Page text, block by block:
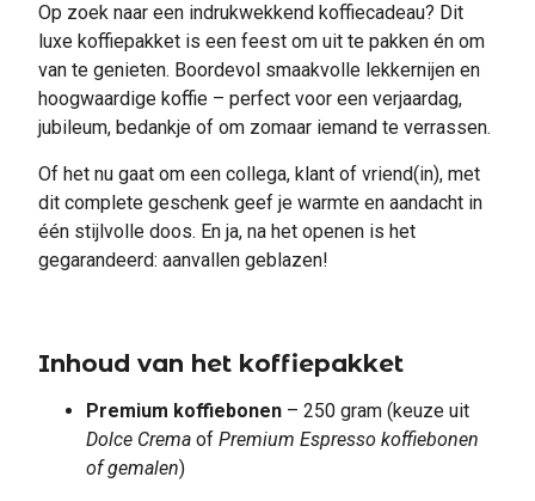
Op zoek naar een indrukwekkend koffiecadeau? Dit
luxe koffiepakket is een feest om uit te pakken én om
van te genieten. Boordevol smaakvolle lekkernijen en
hoogwaardige koffie – perfect voor een verjaardag,
jubileum, bedankje of om zomaar iemand te verrassen.
Of het nu gaat om een collega, klant of vriend(in), met
dit complete geschenk geef je warmte en aandacht in
één stijlvolle doos. En ja, na het openen is het
gegarandeerd: aanvallen geblazen!
Inhoud van het koffiepakket
Premium koffiebonen – 250 gram (keuze uit
Dolce Crema of Premium Espresso koffiebonen
of gemalen)